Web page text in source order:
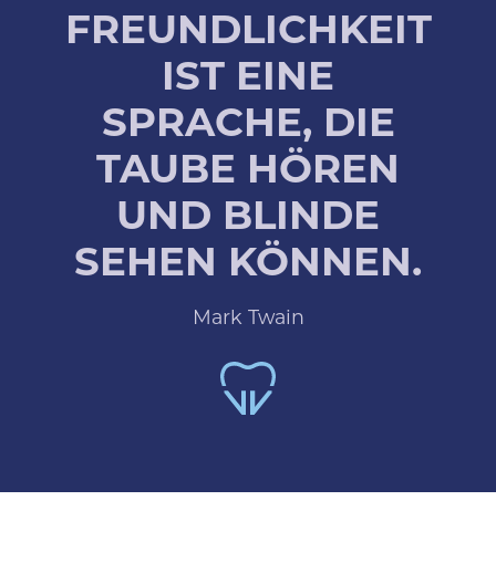
Leistungen
Patienteninformation
Kontakt
Jobs
FREUND­LICH­KEIT
IST EINE
SPRACHE, DIE
TAUBE HÖREN
UND BLINDE
SEHEN KÖNNEN.
Mark Twain